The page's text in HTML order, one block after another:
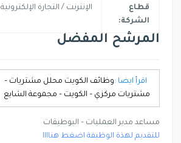
قطاع
الشركة:
الإنترنت / التجارة الإلكترونية
المرشح المفضل
اقرأ ايضا :وظائف الكويت محلل مشتريات –
مشتريات مركزي – الكويت – مجموعة الشايع
مساعد مدير العمليات – البوطيقات
للتقديم لهذة الوظيفة اضغط هناااا